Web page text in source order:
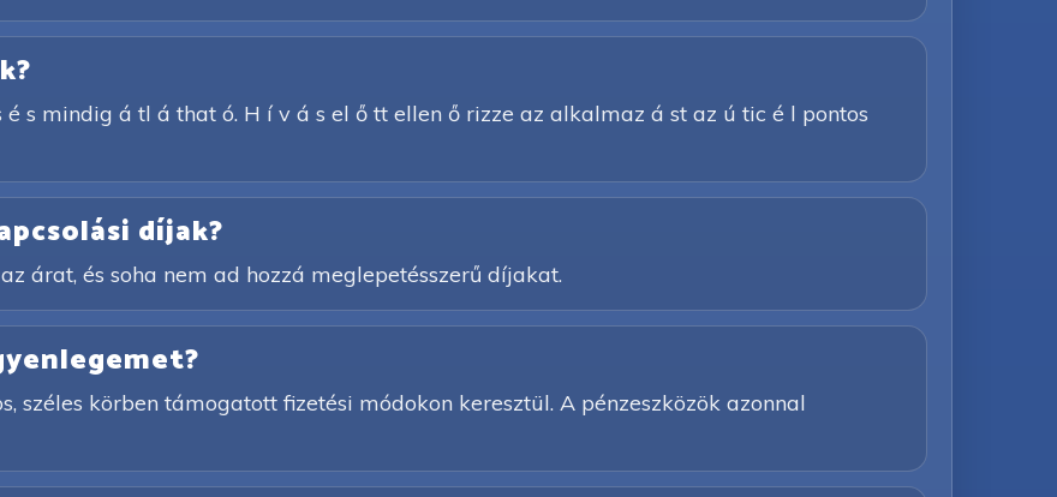
s mindig á tl á that ó. H í v á s el ő tt ellen ő rizze az alkalmaz á st az ú tic é l pontos
díjak?
árat, és soha nem ad hozzá meglepetésszerű díjakat.
széles körben támogatott fizetési módokon keresztül. A pénzeszközök azonnal